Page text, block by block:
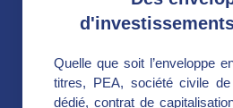
Quelle que soit l’enveloppe
titres, PEA, société civile de
dédié, contrat de